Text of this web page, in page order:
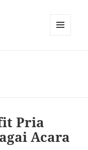
Pria
Acara